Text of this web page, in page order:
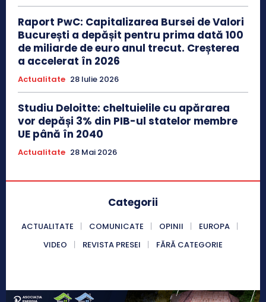
Raport PwC: Capitalizarea Bursei de Valori
București a depășit pentru prima dată 100
de miliarde de euro anul trecut. Creșterea
a accelerat în 2026
Actualitate 28 Iulie 2026
Studiu Deloitte: cheltuielile cu apărarea
vor depăși 3% din PIB-ul statelor membre
UE până în 2040
Actualitate 28 Mai 2026
Categorii
ACTUALITATE COMUNICATE OPINII
EUROPA
VIDEO
REVISTA PRESEI FĂRĂ CATEGORIE